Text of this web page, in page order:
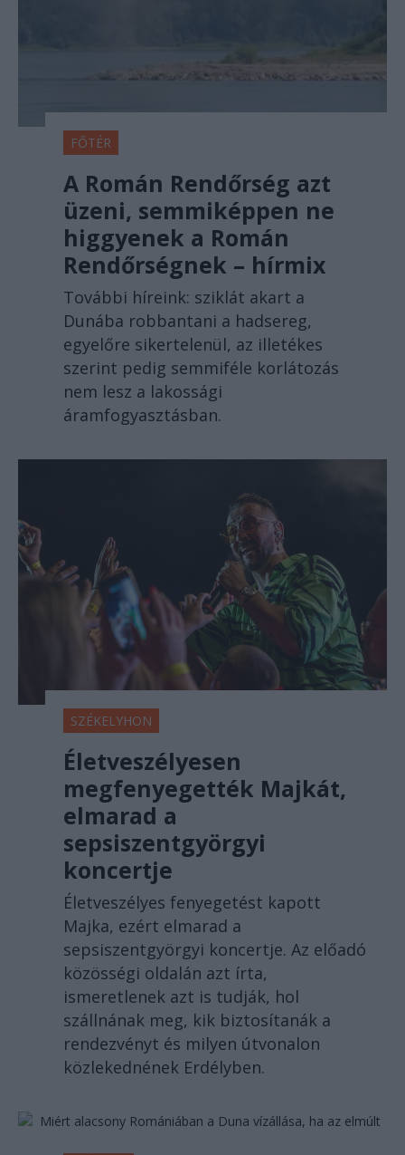
FŐTÉR
A Román Rendőrség azt
üzeni, semmiképpen ne
higgyenek a Román
Rendőrségnek – hírmix
További híreink: sziklát akart a
Dunába robbantani a hadsereg,
egyelőre sikertelenül, az illetékes
szerint pedig semmiféle korlátozás
nem lesz a lakossági
áramfogyasztásban.
SZÉKELYHON
Életveszélyesen
megfenyegették Majkát,
elmarad a
sepsiszentgyörgyi
koncertje
Életveszélyes fenyegetést kapott
Majka, ezért elmarad a
sepsiszentgyörgyi koncertje. Az előadó
közösségi oldalán azt írta,
ismeretlenek azt is tudják, hol
szállnának meg, kik biztosítanák a
rendezvényt és milyen útvonalon
közlekednének Erdélyben.